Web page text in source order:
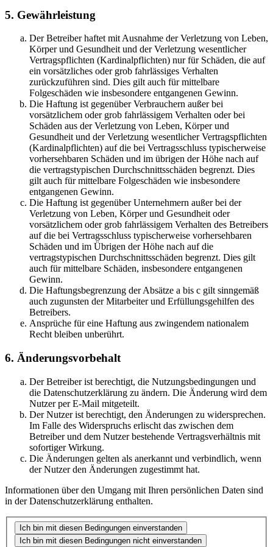
5. Gewährleistung
Der Betreiber haftet mit Ausnahme der Verletzung von Leben,
Körper und Gesundheit und der Verletzung wesentlicher
Vertragspflichten (Kardinalpflichten) nur für Schäden, die auf
ein vorsätzliches oder grob fahrlässiges Verhalten
zurückzuführen sind. Dies gilt auch für mittelbare
Folgeschäden wie insbesondere entgangenen Gewinn.
Die Haftung ist gegenüber Verbrauchern außer bei
vorsätzlichem oder grob fahrlässigem Verhalten oder bei
Schäden aus der Verletzung von Leben, Körper und
Gesundheit und der Verletzung wesentlicher Vertragspflichten
(Kardinalpflichten) auf die bei Vertragsschluss typischerweise
vorhersehbaren Schäden und im übrigen der Höhe nach auf
die vertragstypischen Durchschnittsschäden begrenzt. Dies
gilt auch für mittelbare Folgeschäden wie insbesondere
entgangenen Gewinn.
Die Haftung ist gegenüber Unternehmern außer bei der
Verletzung von Leben, Körper und Gesundheit oder
vorsätzlichem oder grob fahrlässigem Verhalten des Betreibers
auf die bei Vertragsschluss typischerweise vorhersehbaren
Schäden und im Übrigen der Höhe nach auf die
vertragstypischen Durchschnittsschäden begrenzt. Dies gilt
auch für mittelbare Schäden, insbesondere entgangenen
Gewinn.
Die Haftungsbegrenzung der Absätze a bis c gilt sinngemäß
auch zugunsten der Mitarbeiter und Erfüllungsgehilfen des
Betreibers.
Ansprüche für eine Haftung aus zwingendem nationalem
Recht bleiben unberührt.
6. Änderungsvorbehalt
Der Betreiber ist berechtigt, die Nutzungsbedingungen und
die Datenschutzerklärung zu ändern. Die Änderung wird dem
Nutzer per E-Mail mitgeteilt.
Der Nutzer ist berechtigt, den Änderungen zu widersprechen.
Im Falle des Widerspruchs erlischt das zwischen dem
Betreiber und dem Nutzer bestehende Vertragsverhältnis mit
sofortiger Wirkung.
Die Änderungen gelten als anerkannt und verbindlich, wenn
der Nutzer den Änderungen zugestimmt hat.
Informationen über den Umgang mit Ihren persönlichen Daten sind
in der Datenschutzerklärung enthalten.